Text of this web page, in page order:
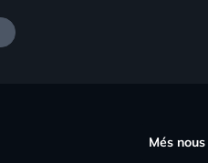
Més nous